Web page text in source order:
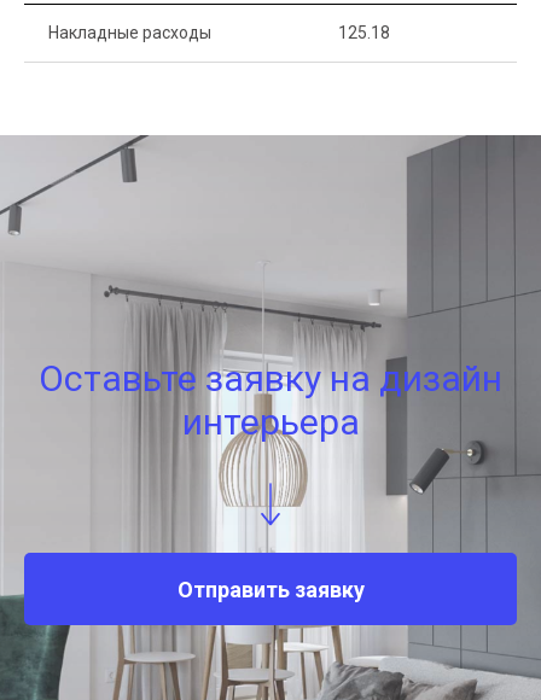
Накладные расходы 125.18
Оставьте заявку на дизайн
интерьера
Отправить заявку